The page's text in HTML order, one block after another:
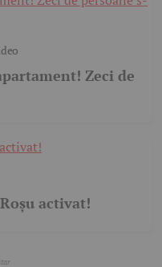
Zeci de
activat!